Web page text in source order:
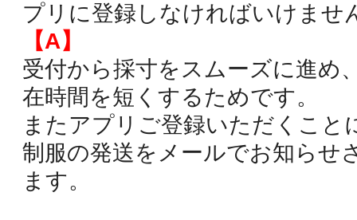
プリに登録しなければいけませ
【A】
受付から採寸をスムーズに進め
在時間を短くするためです。
またアプリご登録いただくこと
制服の発送をメールでお知らせ
ます。